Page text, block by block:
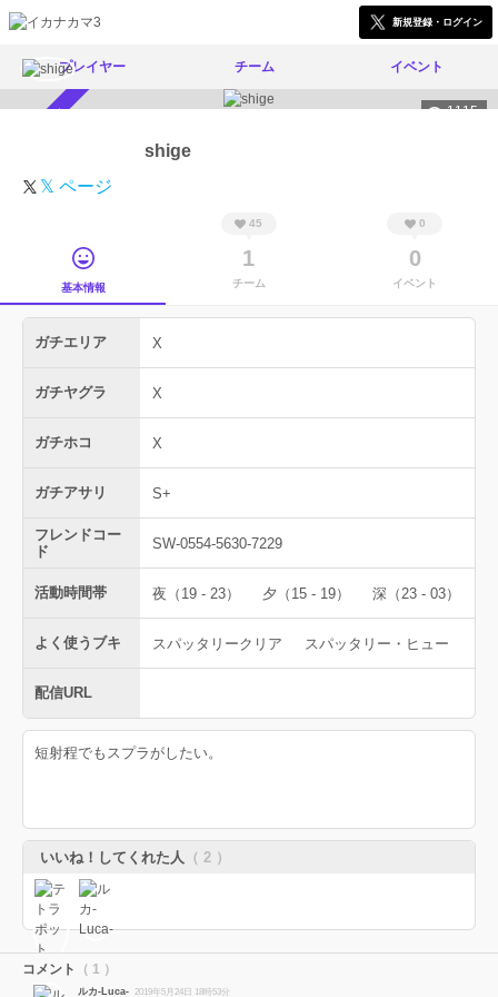
新規登録・ログイン
プレイヤー チーム イベント
1115
shige
𝕏 ページ
基本情報
45
1
チーム
0
0
イベント
ガチエリア X
ガチヤグラ X
ガチホコ X
ガチアサリ S+
フレンドコー
ド
SW-0554-5630-7229
活動時間帯 夜（19 - 23） 夕（15 - 19） 深（23 - 03）
よく使うブキ スパッタリークリア スパッタリー・ヒュー
配信URL
短射程でもスプラがしたい。
いいね！してくれた人 （ 2 ）
コメント （ 1 ）
ルカ-Luca- 2019年5月24日 18時53分